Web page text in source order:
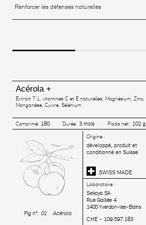
Renforcer les défenses naturelles
Acérola +
Extrait 7:1, vitamines C et E naturelles, Magnésium, Zinc,
Manganèse, Cuivre, Sélénium
Comprimé: 180 Durée: 3 mois Poids net: 102 g
Fig n°: 01 Acérola
Origine :
développé, produit et
conditionné en Suisse
SWISS MADE
Laboratoire :
Sekoya SA
Rue Galilée 4
1400 Yverdon-les-Bains
CHE - 109.597.183